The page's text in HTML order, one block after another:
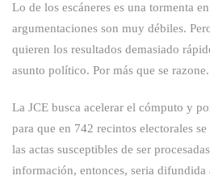
Lo de los escáneres es una tormenta
argumentaciones son muy débiles.
quieren los resultados demasiado
asunto político. Por más que se razone.
La JCE busca acelerar el cómputo y
para que en 742 recintos electorales
las actas susceptibles de ser
información, entonces, seria difundida